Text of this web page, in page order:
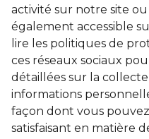
activité sur notre site ou
également accessible
lire les politiques de
ces réseaux sociaux
détaillées sur la
informations
façon dont vous
satisfaisant en matière